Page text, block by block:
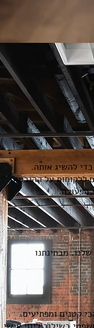
להשיג אותה.
ללקוחות על ההיבטים
הפעולה.
מבחינתנו
קטנים ומפתיעים.